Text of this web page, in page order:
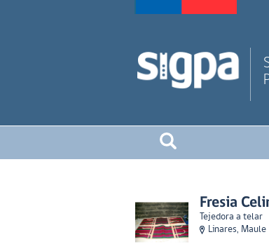
Fresia
Tejedora a telar
Linares, Maule